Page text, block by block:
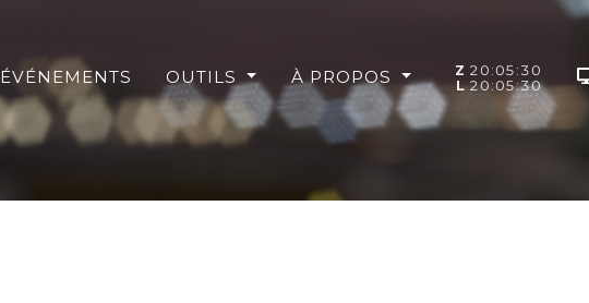
ÉVÉNEMENTS OUTILS À PROPOS Z 20:05:30
L 20:05:30